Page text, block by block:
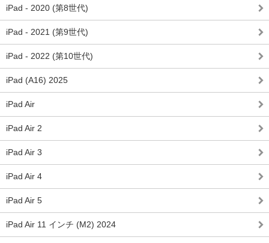
iPad - 2020 (第8世代)
iPad - 2021 (第9世代)
iPad - 2022 (第10世代)
iPad (A16) 2025
iPad Air
iPad Air 2
iPad Air 3
iPad Air 4
iPad Air 5
iPad Air 11 インチ (M2) 2024